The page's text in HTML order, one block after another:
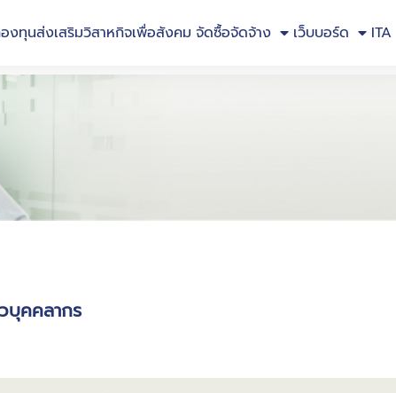
งทุนส่งเสริมวิสาหกิจเพื่อสังคม จัดซื้อจัดจ้าง เว็บบอร์ด ITA
บุคคลากร